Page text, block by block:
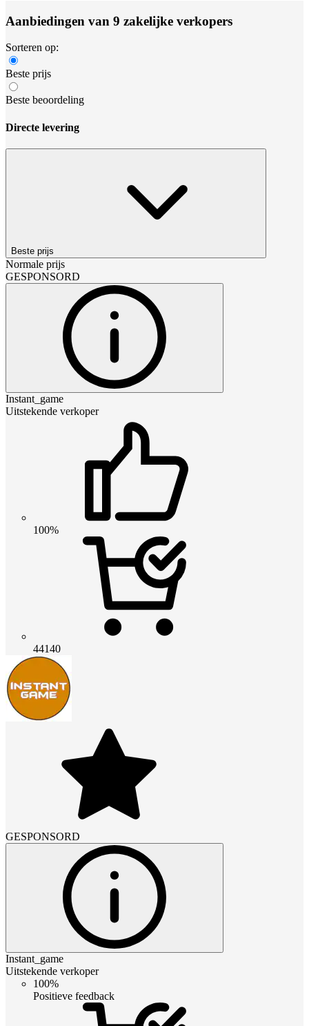
Aanbiedingen van 9 zakelijke verkopers
Sorteren op:
Beste prijs
Beste beoordeling
Directe levering
Beste prijs
Normale prijs
GESPONSORD
Instant_game
Uitstekende verkoper
100%
44140
GESPONSORD
Instant_game
Uitstekende verkoper
100%
Positieve feedback